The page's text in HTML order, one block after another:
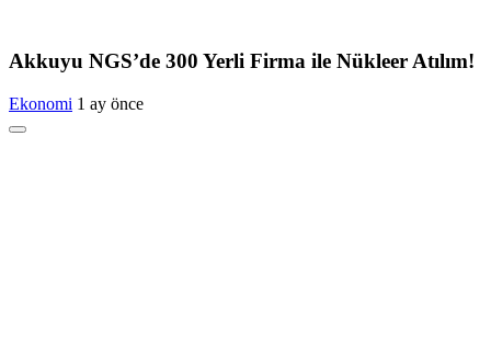
Akkuyu NGS’de 300 Yerli Firma ile Nükleer Atılım!
Ekonomi 1 ay önce